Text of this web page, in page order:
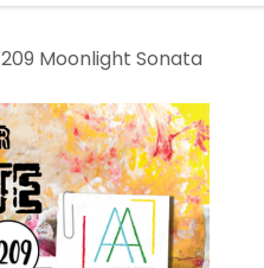
Moonlight Sonata